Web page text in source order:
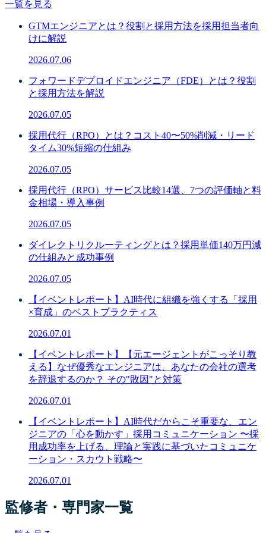
一覧を見る
GTMエンジニアとは？役割と採用方法を採用担当者向
けに解説
2026.07.06
フォワードデプロイドエンジニア（FDE）とは？役割
と採用方法を解説
2026.07.05
採用代行（RPO）とは？コスト40〜50%削減・リード
タイム30%短縮の仕組み
2026.07.05
採用代行（RPO）サービス比較14選、7つの評価軸と料
金相場・導入事例
2026.07.05
ダイレクトリクルーティングとは？採用単価140万円減
の仕組みと成功事例
2026.07.05
【イベントレポート】AI時代に組織を強くする「採用
×育成」のベストプラクティス
2026.07.01
【イベントレポート】【元エージェントがこっそり教
える】なぜ優秀なエンジニアは、あなたの会社の選考
を辞退するのか？ その"敗因"と対策
2026.07.01
【イベントレポート】AI時代だからこそ重要な、エン
ジニアの「心を動かす」採用コミュニケーション 〜採
用成功率を上げる、理論と実践に基づいたコミュニケ
ーション・スカウト戦略〜
2026.07.01
監修者・専門家一覧